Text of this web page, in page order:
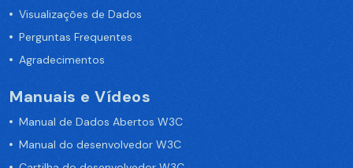
Visualizações de Dados
Perguntas Frequentes
Agradecimentos
Manuais e Vídeos
Manual de Dados Abertos W3C
Manual do desenvolvedor W3C